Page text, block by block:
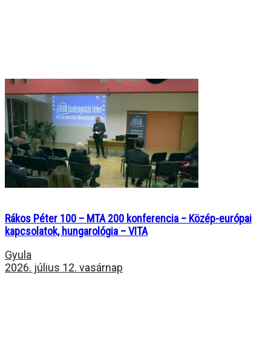
Rákos Péter 100 – MTA 200 konferencia – Közép-európai
kapcsolatok, hungarológia – VITA
Gyula
2026. július 12. vasárnap